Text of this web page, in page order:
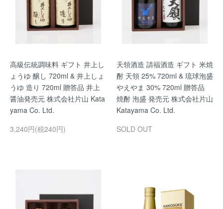
高級伝統調味料 ギフト 井上し
ょうゆ 醸し 720ml & 井上しょ
うゆ 造り 720ml 贈答品 井上
醤油発売元 株式会社片山 Kata
yama Co. Ltd.
3,240円(税240円)
天領酒造 請福酒造 ギフト 米焼
酎 天領 25% 720ml & 琉球泡盛
やえやま 30% 720ml 贈答品
焼酎 泡盛 発売元 株式会社片山
Katayama Co. Ltd.
SOLD OUT